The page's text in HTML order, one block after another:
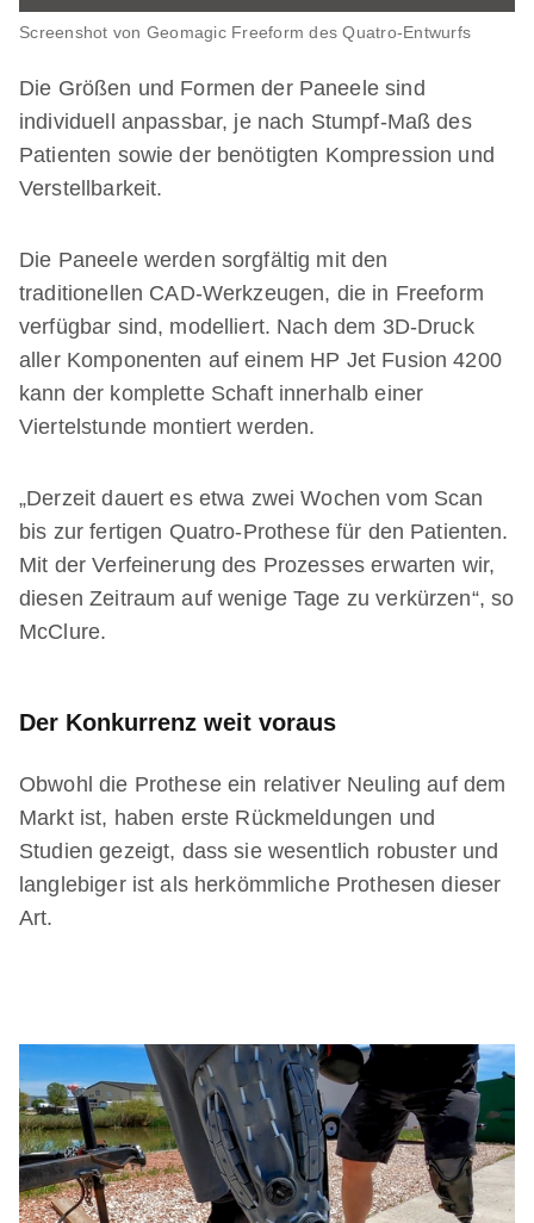
Screenshot von Geomagic Freeform des Quatro-Entwurfs
Die Größen und Formen der Paneele sind
individuell anpassbar, je nach Stumpf-Maß des
Patienten sowie der benötigten Kompression und
Verstellbarkeit.
Die Paneele werden sorgfältig mit den
traditionellen CAD-Werkzeugen, die in Freeform
verfügbar sind, modelliert. Nach dem 3D-Druck
aller Komponenten auf einem HP Jet Fusion 4200
kann der komplette Schaft innerhalb einer
Viertelstunde montiert werden.
„Derzeit dauert es etwa zwei Wochen vom Scan
bis zur fertigen Quatro-Prothese für den Patienten.
Mit der Verfeinerung des Prozesses erwarten wir,
diesen Zeitraum auf wenige Tage zu verkürzen“, so
McClure.
Der Konkurrenz weit voraus
Obwohl die Prothese ein relativer Neuling auf dem
Markt ist, haben erste Rückmeldungen und
Studien gezeigt, dass sie wesentlich robuster und
langlebiger ist als herkömmliche Prothesen dieser
Art.